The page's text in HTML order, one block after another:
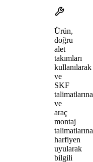
Ürün,
doğru
alet
takımları
kullanılarak
ve
SKF
talimatlarına
ve
araç
montaj
talimatlarına
harfiyen
uyularak
bilgili